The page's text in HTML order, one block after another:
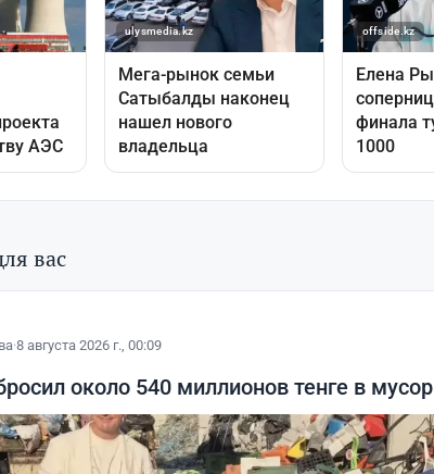
вас
·8 августа 2026 г., 00:09
около 540 миллионов тенге в мусор